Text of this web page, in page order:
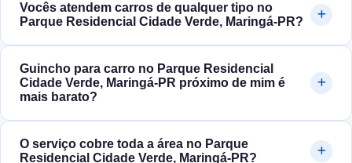
Vocês atendem carros de qualquer tipo no
Parque Residencial Cidade Verde, Maringá‑PR?
Guincho para carro no Parque Residencial
Cidade Verde, Maringá‑PR próximo de mim é
mais barato?
O serviço cobre toda a área no Parque
Residencial Cidade Verde, Maringá‑PR?